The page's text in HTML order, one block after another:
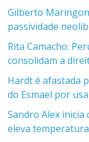
Gilberto
passividade
Rita Camacho:
consolidam a
Hardt é afastada
do Esmael por
Sandro Alex
eleva